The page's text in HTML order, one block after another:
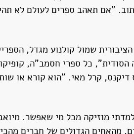
"אם תאהב ספרים לעולם לא
שמול קולנוע מגדל,
כל ספרי חסמב"ה,
דיקנס, קרל מאי. "הוא קורא או
למדתי מוזיקה מכל מי שאפשר.
מהאחים הגדולים של חברים